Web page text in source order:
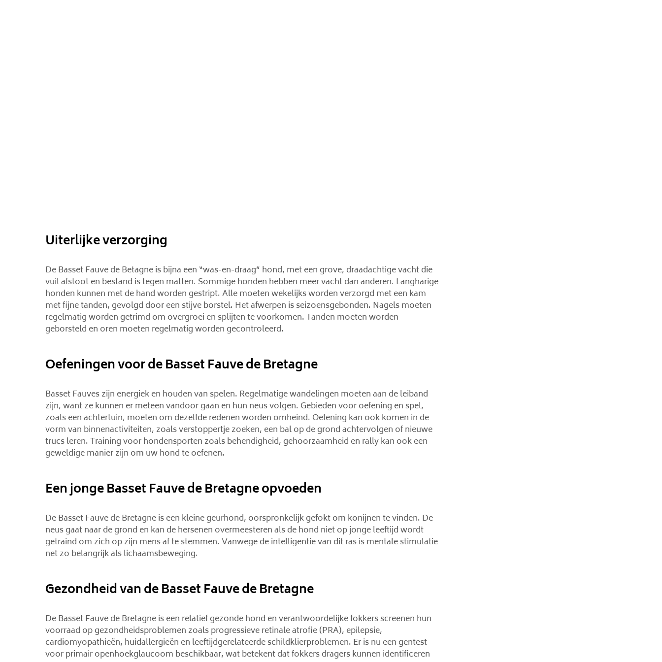
Uiterlijke verzorging
De Basset Fauve de Betagne is bijna een “was-en-draag” hond, met een grove, draadachtige vacht die
vuil afstoot en bestand is tegen matten. Sommige honden hebben meer vacht dan anderen. Langharige
honden kunnen met de hand worden gestript. Alle moeten wekelijks worden verzorgd met een kam
met fijne tanden, gevolgd door een stijve borstel. Het afwerpen is seizoensgebonden. Nagels moeten
regelmatig worden getrimd om overgroei en splijten te voorkomen. Tanden moeten worden
geborsteld en oren moeten regelmatig worden gecontroleerd.
Oefeningen voor de Basset Fauve de Bretagne
Basset Fauves zijn energiek en houden van spelen. Regelmatige wandelingen moeten aan de leiband
zijn, want ze kunnen er meteen vandoor gaan en hun neus volgen. Gebieden voor oefening en spel,
zoals een achtertuin, moeten om dezelfde redenen worden omheind. Oefening kan ook komen in de
vorm van binnenactiviteiten, zoals verstoppertje zoeken, een bal op de grond achtervolgen of nieuwe
trucs leren. Training voor hondensporten zoals behendigheid, gehoorzaamheid en rally kan ook een
geweldige manier zijn om uw hond te oefenen.
Een jonge Basset Fauve de Bretagne opvoeden
De Basset Fauve de Bretagne is een kleine geurhond, oorspronkelijk gefokt om konijnen te vinden. De
neus gaat naar de grond en kan de hersenen overmeesteren als de hond niet op jonge leeftijd wordt
getraind om zich op zijn mens af te stemmen. Vanwege de intelligentie van dit ras is mentale stimulatie
net zo belangrijk als lichaamsbeweging.
Gezondheid van de Basset Fauve de Bretagne
De Basset Fauve de Bretagne is een relatief gezonde hond en verantwoordelijke fokkers screenen hun
voorraad op gezondheidsproblemen zoals progressieve retinale atrofie (PRA), epilepsie,
cardiomyopathieën, huidallergieën en leeftijdgerelateerde schildklierproblemen. Er is nu een gentest
voor primair openhoekglaucoom beschikbaar, wat betekent dat fokkers dragers kunnen identificeren